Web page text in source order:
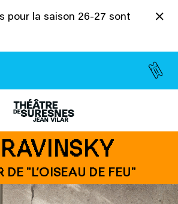
pour la saison 26-27 sont
DE "L’OISEAU DE FEU"